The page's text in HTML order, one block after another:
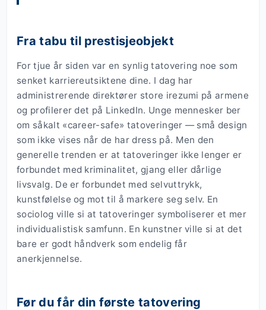
Fra tabu til prestisjeobjekt
For tjue år siden var en synlig tatovering noe som
senket karriereutsiktene dine. I dag har
administrerende direktører store irezumi på armene
og profilerer det på LinkedIn. Unge mennesker ber
om såkalt «career-safe» tatoveringer — små design
som ikke vises når de har dress på. Men den
generelle trenden er at tatoveringer ikke lenger er
forbundet med kriminalitet, gjang eller dårlige
livsvalg. De er forbundet med selvuttrykk,
kunstfølelse og mot til å markere seg selv. En
sociolog ville si at tatoveringer symboliserer et mer
individualistisk samfunn. En kunstner ville si at det
bare er godt håndverk som endelig får
anerkjennelse.
Før du får din første tatovering